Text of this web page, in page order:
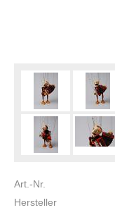
Art.-Nr.
Hersteller